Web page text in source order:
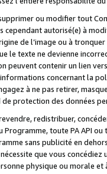
ou modifier tout
autorisé(e) à
de l’image ou à
le texte ne devienne
peuvent contenir un lien
concernant la
à ne pas retirer,
protection des données
redistribuer,
toute PA API
sans publicité en
que vous
physique ou morale